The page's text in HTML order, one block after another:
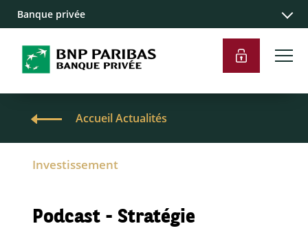
Banque privée
Accueil Actualités
Investissement
Podcast - Stratégie